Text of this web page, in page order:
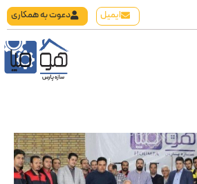
ایمیل دعوت به همکاری